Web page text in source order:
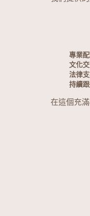
專業
文化
法律
持續
在這個充